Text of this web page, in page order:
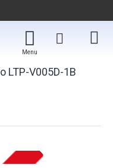
LTP-V005D-1B